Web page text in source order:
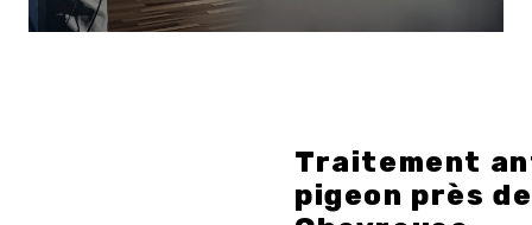
Traitement
pigeon près de